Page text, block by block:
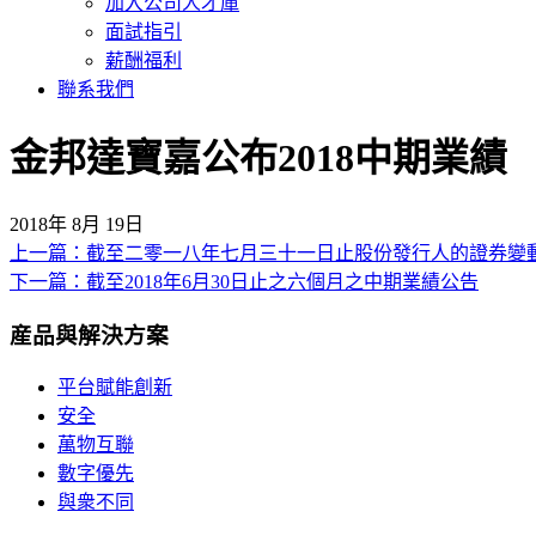
面試指引
薪酬福利
聯系我們
金邦達寶嘉公布2018中期業績
2018年 8月 19日
文
章
導
上一篇：截至二零一八年七月三十一日止股份發行人的證券變
下一篇：截至2018年6月30日止之六個月之中期業績公告
産品與解決方案
平台賦能創新
安全
萬物互聯
數字優先
與衆不同